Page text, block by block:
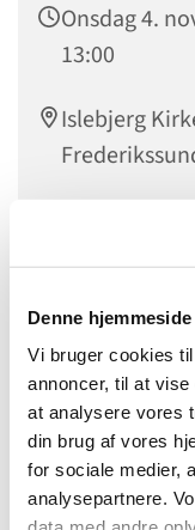
Denne
Vi bruger cookies
annoncer, til at
at analysere vores
din brug af vores
for sociale medier,
analysepartnere.
Onsdag 4.
13:00
Islebjerg
Legestue” en gang
råd fra
Frederikssund
arrangementet.
Her kan du læse